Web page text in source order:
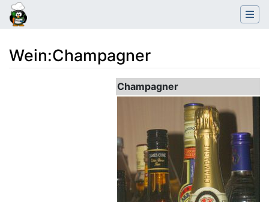
Wein:Champagner
,Suche
Champagner